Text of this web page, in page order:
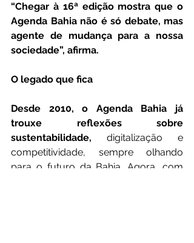
“Chegar à 16ª edição mostra que o
Agenda Bahia não é só debate, mas
agente de mudança para a nossa
sociedade”, afirma.
O legado que fica
Desde 2010, o Agenda Bahia já
trouxe reflexões sobre
sustentabilidade, digitalização e
competitividade, sempre olhando
para o futuro da Bahia. Agora, com